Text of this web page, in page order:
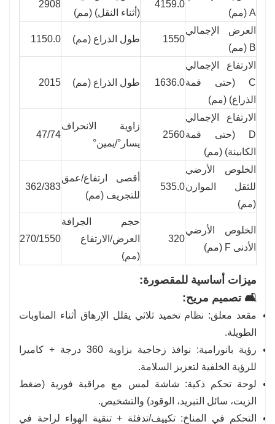
A (مم)
4159.0
(أثناء النقل) (مم)
2908
العرض الإجمالي
B (مم)
1550 طول الذراع (مم) 1150.0
الارتفاع الإجمالي
C (حتى قمة
الذراع) (مم)
1636.0 طول الذراع (مم) 2015
الارتفاع الإجمالي
D (حتى قمة
الكابينة) (مم)
2560
زاوية الانحراف
يسار°/يمين°
47/74
الخلوص الأرضي
للثقل الموازن
(مم)
535.0
أقصى ارتفاع/عمق
للتجريف (مم)
362/383
الخلوص الأرضي
الأدنى F (مم)
320
حجم الجرافة
العرض/الارتفاع
(مم)
270/1550
ميزات أساسية للمقصورة:
🛋️ تصميم مريح:
مقعد معلق: نظام تخميد ثلاثي يقلل الإرهاق أثناء المناوبات
الطويلة.
رؤية بانورامية: نوافذ زجاجية بزاوية 360 درجة + كاميرا
للرؤية الخلفية لتعزيز السلامة.
لوحة تحكم ذكية: شاشة لمس مع مراقبة فورية (ضغط
الزيت، سائل التبريد، الوقود) والتشخيص.
التحكم في المناخ: تكييف/تدفئة + تنقية الهواء لراحة في